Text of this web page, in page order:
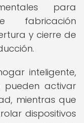
para
fabricación
y cierre de
inteligente,
pueden activar
mientras que
dispositivos